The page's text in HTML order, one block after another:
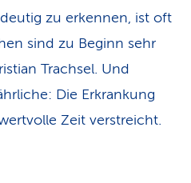
zu erkennen, ist oft
sind zu Beginn sehr
Trachsel. Und
Die Erkrankung
Zeit verstreicht.